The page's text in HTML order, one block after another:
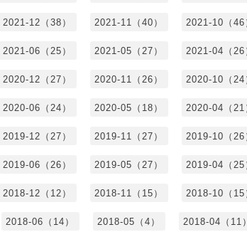
2021-12（38） 2021-11（40） 2021-10（46
2021-06（25） 2021-05（27） 2021-04（26
2020-12（27） 2020-11（26） 2020-10（24
2020-06（24） 2020-05（18） 2020-04（21
2019-12（27） 2019-11（27） 2019-10（26
2019-06（26） 2019-05（27） 2019-04（25
2018-12（12） 2018-11（15） 2018-10（15
2018-06（14） 2018-05（4） 2018-04（11）